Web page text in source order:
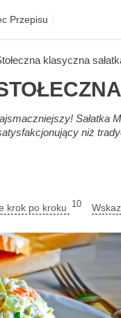
Przepisu
klasyczna
Sałatka
niż
krok po kroku 10